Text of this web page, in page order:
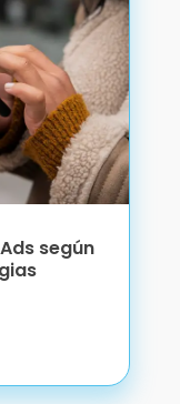
según